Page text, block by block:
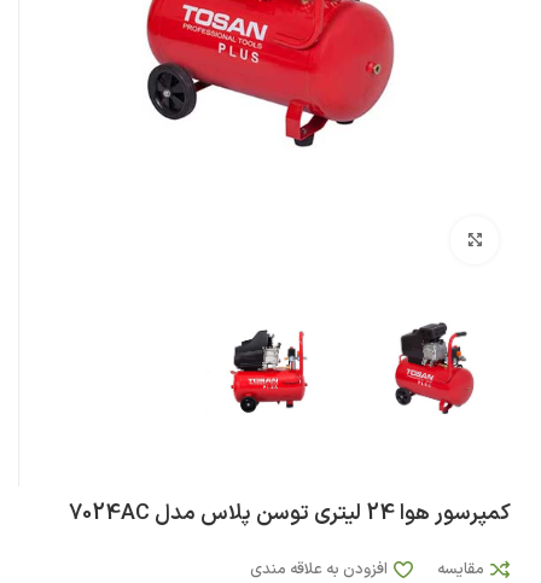
کمپرسور هوا 24 لیتری توسن پلاس مدل 7024AC
مقایسه افزودن به علاقه مندی